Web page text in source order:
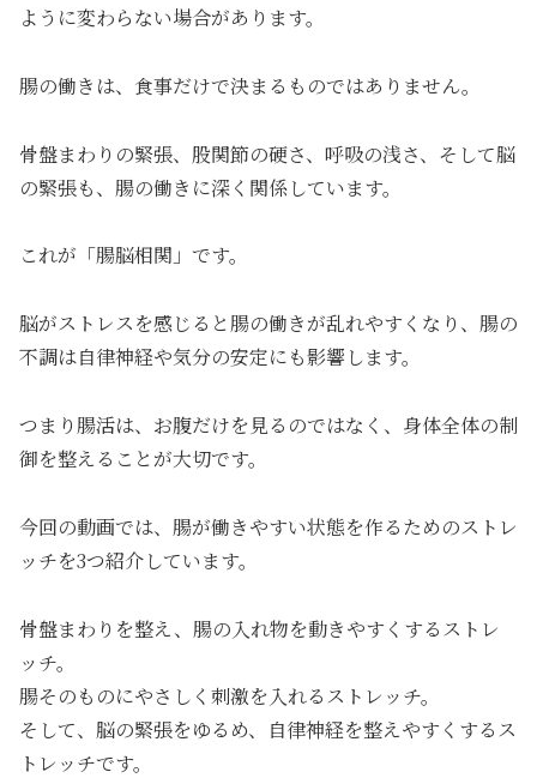
ように変わらない場合があります。
腸の働きは、食事だけで決まるものではありません。
骨盤まわりの緊張、股関節の硬さ、呼吸の浅さ、そして脳
の緊張も、腸の働きに深く関係しています。
これが「腸脳相関」です。
脳がストレスを感じると腸の働きが乱れやすくなり、腸の
不調は自律神経や気分の安定にも影響します。
つまり腸活は、お腹だけを見るのではなく、身体全体の制
御を整えることが大切です。
今回の動画では、腸が働きやすい状態を作るためのストレ
ッチを3つ紹介しています。
骨盤まわりを整え、腸の入れ物を動きやすくするストレ
ッチ。
腸そのものにやさしく刺激を入れるストレッチ。
そして、脳の緊張をゆるめ、自律神経を整えやすくするス
トレッチです。